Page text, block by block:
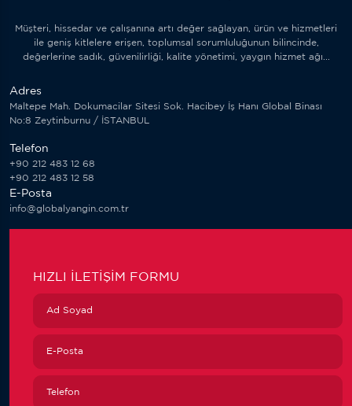
Müşteri, hissedar ve çalışanına artı değer sağlayan, ürün ve hizmetleri
ile geniş kitlelere erişen, toplumsal sorumluluğunun bilincinde,
değerlerine sadık, güvenilirliği, kalite yönetimi, yaygın hizmet ağı...
Adres
Maltepe Mah. Dokumacilar Sitesi Sok. Hacibey İş Hanı Global Binası
No:8 Zeytinburnu / İSTANBUL
Telefon
+90 212 483 12 68
+90 212 483 12 58
E-Posta
info@globalyangin.com.tr
HIZLI İLETIŞIM FORMU